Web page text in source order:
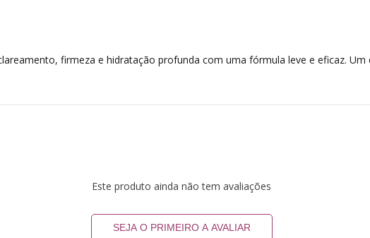
firmeza e hidratação profunda com uma fórmula leve e eficaz.
Este produto ainda não tem avaliações
SEJA O PRIMEIRO A AVALIAR